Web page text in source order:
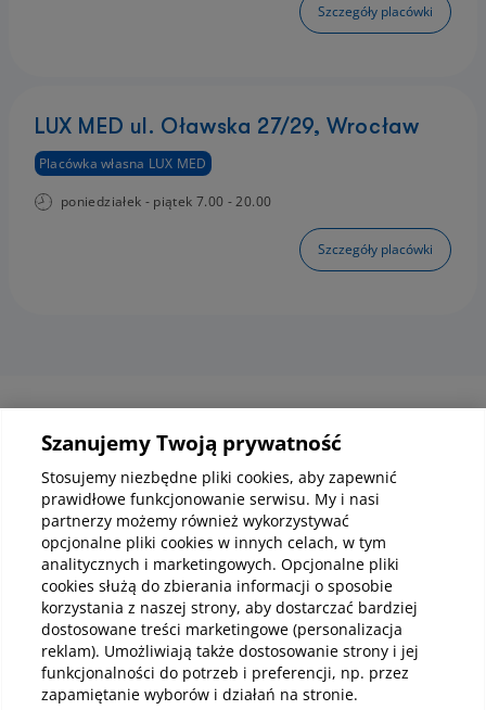
Szczegóły placówki
LUX MED ul. Oławska 27/29, Wrocław
Placówka własna LUX MED
poniedziałek - piątek 7.00 - 20.00
Szczegóły placówki
Informacje korporacyjne
Kup abonamenty online
Kup online
Pobierz aplikację mobilną
Szanujemy Twoją prywatność
Stosujemy niezbędne pliki cookies, aby zapewnić
prawidłowe funkcjonowanie serwisu. My i nasi
partnerzy możemy również wykorzystywać
opcjonalne pliki cookies w innych celach, w tym
analitycznych i marketingowych. Opcjonalne pliki
cookies służą do zbierania informacji o sposobie
korzystania z naszej strony, aby dostarczać bardziej
dostosowane treści marketingowe (personalizacja
reklam). Umożliwiają także dostosowanie strony i jej
funkcjonalności do potrzeb i preferencji, np. przez
zapamiętanie wyborów i działań na stronie.